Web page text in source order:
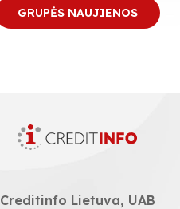
GRUPĖS NAUJIENOS
Creditinfo Lietuva, UAB